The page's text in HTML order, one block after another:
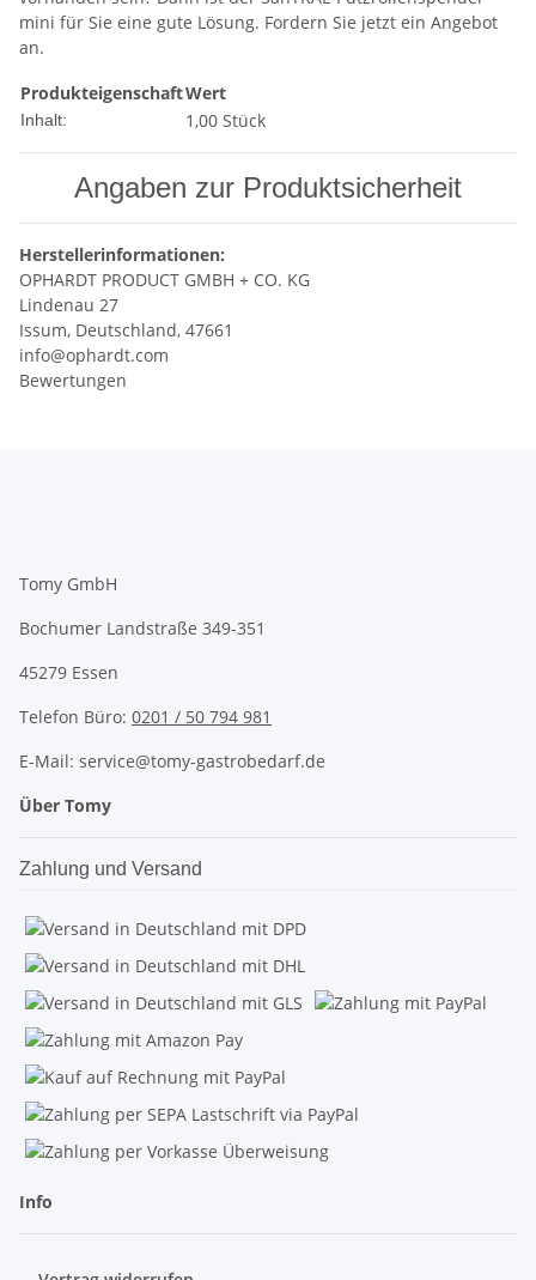
mini für Sie eine gute Lösung. Fordern Sie jetzt ein Angebot
an.
ProdukteigenschaftWert
Inhalt: 1,00 Stück
Angaben zur Produktsicherheit
Herstellerinformationen:
OPHARDT PRODUCT GMBH + CO. KG
Lindenau 27
Issum, Deutschland, 47661
info@ophardt.com
Bewertungen
Tomy GmbH
Bochumer Landstraße 349-351
45279 Essen
Telefon Büro: 0201 / 50 794 981
E-Mail: service@tomy-gastrobedarf.de
Über Tomy
Zahlung und Versand
Info